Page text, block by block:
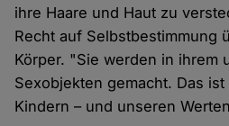
ihre Haare und Haut zu
Recht auf Selbstbestimmung
Körper. "Sie werden in ihrem
Sexobjekten gemacht. Das
Kindern – und unseren